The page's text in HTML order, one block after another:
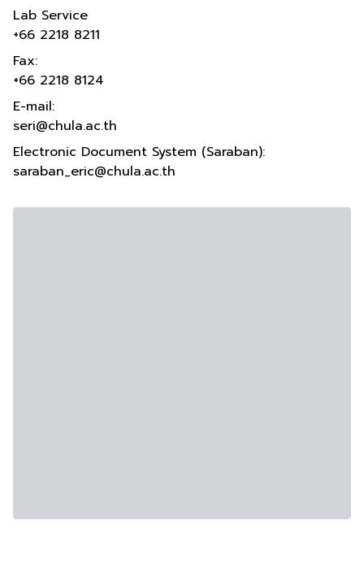
Lab Service
+66 2218 8211
Fax:
+66 2218 8124
E-mail:
seri@chula.ac.th
Electronic Document System (Saraban):
saraban_eric@chula.ac.th